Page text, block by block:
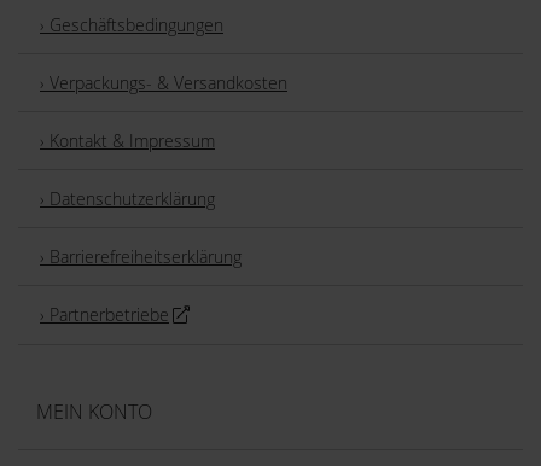
› Geschäftsbedingungen
› Verpackungs- & Versandkosten
› Kontakt & Impressum
› Datenschutzerklärung
› Barrierefreiheitserklärung
› Partnerbetriebe
MEIN KONTO